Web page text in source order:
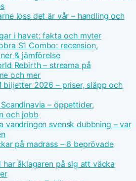
loss det är vår – handling och
i havet: fakta och myter
S1 Combo: recension,
& jämförelse
Rebirth – streama på
och mer
biljetter 2026 – priser, släpp och
– öppettider,
och jobb
vandringen svensk dubbning – var
på madrass – 6 beprövade
har åklagaren på sig att väcka